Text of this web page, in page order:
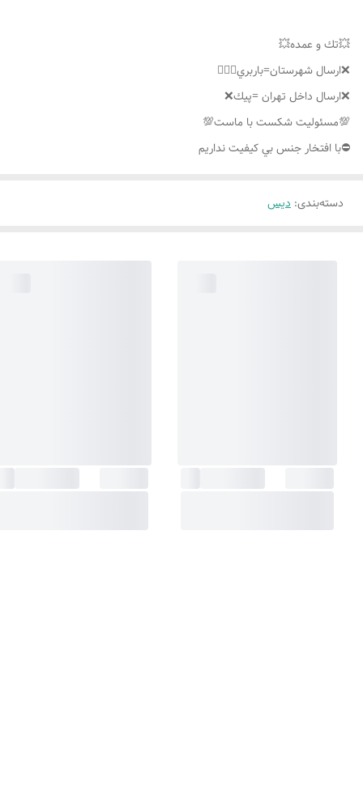
💥تك و عمده💥
❌ارسال شهرستان=باربري👌🏼❌
❌ارسال داخل تهران =پيك❌
💯مسئوليت شكست با ماست💯
⛔️با افتخار جنس بي كيفيت نداريم
دسته‌بندی: دیس